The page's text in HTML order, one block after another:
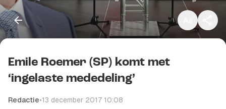
Kopieer link
Emile Roemer (SP) komt met
‘ingelaste mededeling’
Redactie•13 december 2017 10:08